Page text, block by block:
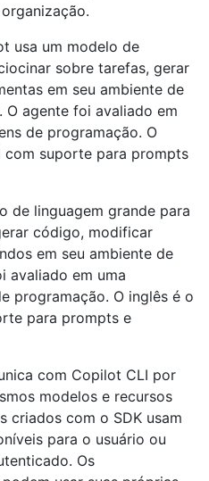
usa um modelo de
sobre tarefas, gerar
em seu ambiente de
agente foi avaliado em
de programação. O
suporte para prompts
de linguagem grande para
código, modificar
em seu ambiente de
avaliado em uma
programação. O inglês é o
para prompts e
com Copilot CLI por
modelos e recursos
criados com o SDK usam
para o usuário ou
Os